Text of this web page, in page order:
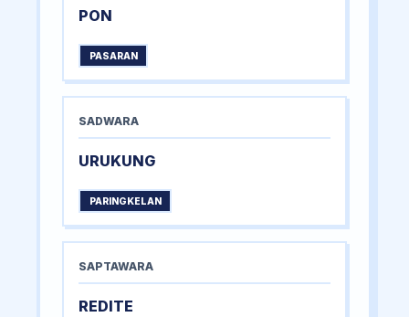
PON
PASARAN
SADWARA
URUKUNG
PARINGKELAN
SAPTAWARA
REDITE